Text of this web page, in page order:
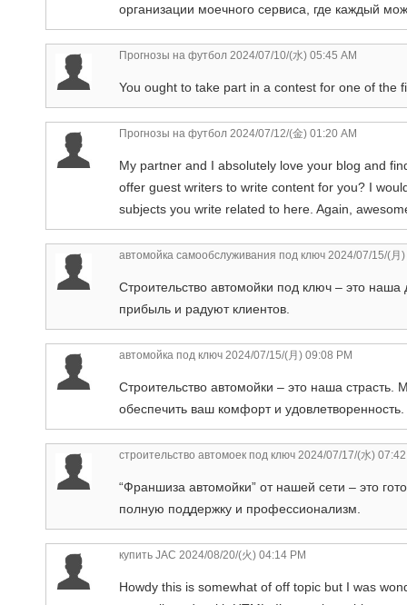
организации моечного сервиса, где каждый
Прогнозы на футбол 2024/07/10/(水) 05:45 AM
You ought to take part in a contest for one of the
Прогнозы на футбол 2024/07/12/(金) 01:20 AM
My partner and I absolutely love your blog and
offer guest writers to write content for you? I
subjects you write related to here. Again,
автомойка самообслуживания под ключ 2024/07/15/(月
Строительство автомойки под ключ – это
прибыль и радуют клиентов.
автомойка под ключ 2024/07/15/(月) 09:08 PM
Строительство автомойки – это наша
обеспечить ваш комфорт и удовлетворенность.
строительство автомоек под ключ 2024/07/17/(水)
“Франшиза автомойки” от нашей сети – это
полную поддержку и профессионализм.
купить JAC 2024/08/20/(火) 04:14 PM
Howdy this is somewhat of off topic but I was